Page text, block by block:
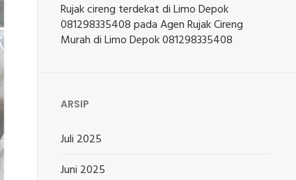
Rujak cireng terdekat di Limo Depok
081298335408padaAgen Rujak Cireng
Murah di Limo Depok 081298335408
ARSIP
Juli 2025
Juni 2025